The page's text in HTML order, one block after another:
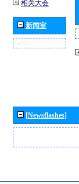
相关大会
新闻室
[Newsflashes]